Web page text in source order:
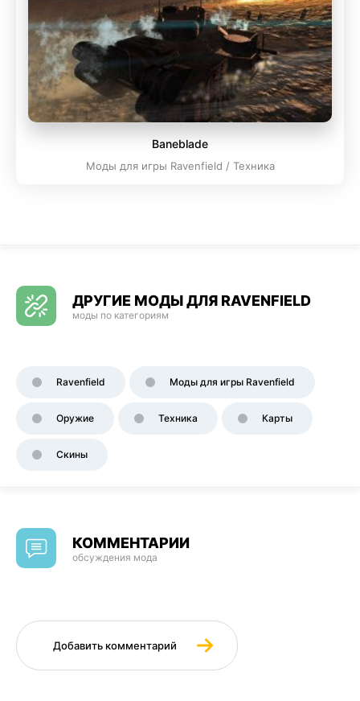
Baneblade
Моды для игры Ravenfield / Техника
ДРУГИЕ МОДЫ ДЛЯ RAVENFIELD
моды по категориям
Ravenfield Моды для игры Ravenfield
Оружие Техника Карты
Скины
КОММЕНТАРИИ
обсуждения мода
Добавить комментарий